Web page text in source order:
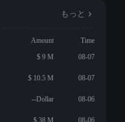
もっと
Amount
Time
$ 9 M 08-07
$ 10.5 M 08-07
--Dollar 08-06
$ 38 M 08-06